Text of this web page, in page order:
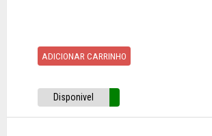
ADICIONAR CARRINHO
Disponivel